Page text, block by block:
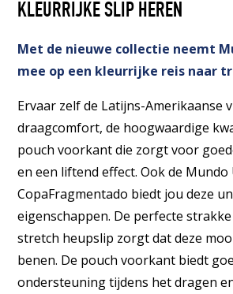
KLEURRIJKE SLIP HEREN
Met de nieuwe collectie neemt
mee op een kleurrijke reis naar
Ervaar zelf de Latijns-Amerikaanse
draagcomfort, de hoogwaardige
pouch voorkant die zorgt voor
en een liftend effect. Ook de
CopaFragmentado biedt jou deze
eigenschappen. De perfecte
stretch heupslip zorgt dat deze
benen. De pouch voorkant biedt
ondersteuning tijdens het dragen